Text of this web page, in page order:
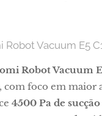
Robot Vacuum E5
Robot Vacuum
com foco em maior
4500 Pa de sucção